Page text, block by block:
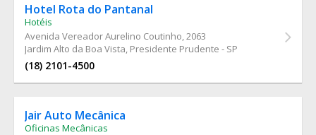
Hotel Rota do Pantanal
Hotéis
Avenida Vereador Aurelino Coutinho, 2063
Jardim Alto da Boa Vista, Presidente Prudente - SP
(18) 2101-4500
Jair Auto Mecânica
Oficinas Mecânicas